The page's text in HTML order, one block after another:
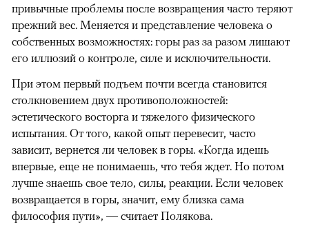
привычные проблемы после возвращения часто теряют
прежний вес. Меняется и представление человека о
собственных возможностях: горы раз за разом лишают
его иллюзий о контроле, силе и исключительности.
При этом первый подъем почти всегда становится
столкновением двух противоположностей:
эстетического восторга и тяжелого физического
испытания. От того, какой опыт перевесит, часто
зависит, вернется ли человек в горы. «Когда идешь
впервые, еще не понимаешь, что тебя ждет. Но потом
лучше знаешь свое тело, силы, реакции. Если человек
возвращается в горы, значит, ему близка сама
философия пути», — считает Полякова.